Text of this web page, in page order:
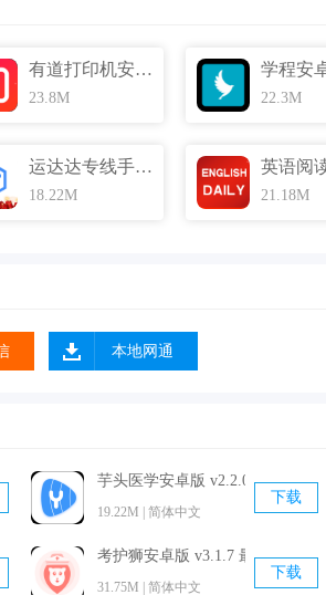
。
APP的核心理念，美育从审美出发，艺
有道打印机安卓版 v3.0.0 官方免费版
23.8M 22.3M
运达达专线手机版 v1.10.0 官方最新版
18.22M 21.18M
本地网通
版 芋头医学安卓版 v2.2.0 官方免费版
19.22M | 简体中文
下载
新版 考护狮安卓版 v3.1.7 最新免费版
31.75M | 简体中文
下载